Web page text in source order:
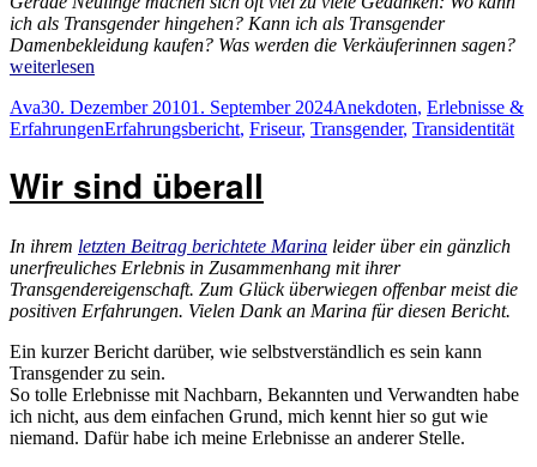
ich als Transgender hingehen? Kann ich als Transgender
Damenbekleidung kaufen? Was werden die Verkäuferinnen sagen?
als
weiterlesen
Autor
AvaVeröffentlicht
am
30. Dezember 20101. September 2024Kategorien
Anekdoten, Erlebnisse &
ErfahrungenSchlagwörter
Erfahrungsbericht, Friseur, Transgender, Transidentität
Wir sind überall
In ihrem letzten Beitrag berichtete Marina leider über ein gänzlich
unerfreuliches Erlebnis in Zusammenhang mit ihrer
Transgendereigenschaft. Zum Glück überwiegen offenbar meist die
positiven Erfahrungen. Vielen Dank an Marina für diesen Bericht.
Ein kurzer Bericht darüber, wie selbstverständlich es sein kann
Transgender zu sein.
So tolle Erlebnisse mit Nachbarn, Bekannten und Verwandten habe
ich nicht, aus dem einfachen Grund, mich kennt hier so gut wie
niemand. Dafür habe ich meine Erlebnisse an anderer Stelle.